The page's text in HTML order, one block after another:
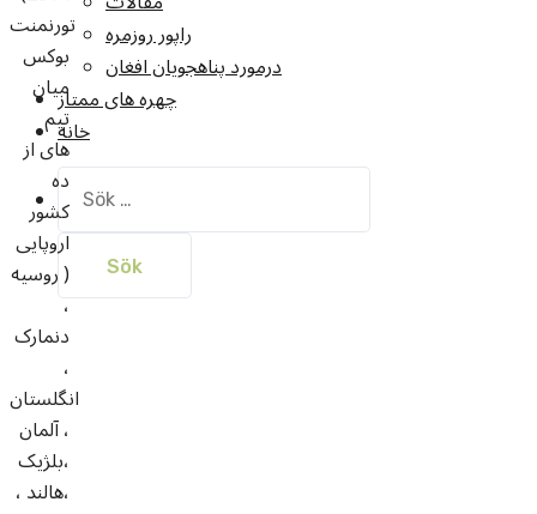
راپور روزمره
درمورد پناهجويان افغان
چهره های ممتاز
خانه
Sök
efter:
تورنمنت
بوکس
میان
تیم
های از
ده
کشور
اروپایی
( روسیه
،
دنمارک
،
انگلستان
، آلمان
،بلژیک
،هالند ،